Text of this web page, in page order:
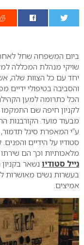
ביום המשפחה שחל
שויקי מנהלת המכללה
יחד עם כל הצוות שלה,
והסביבה בטיפולי ידיים
הכל כתרומה למען
לקניון חיפה שם
מבעוד מועד. הקורבנות
ע”י המאפרת סיגל תדמור,
סטודיו על הידיים
מלאכותיות וכך הם
נייל סטודיו נשאר
בעשרות נשים מאושרות
אמיצים.